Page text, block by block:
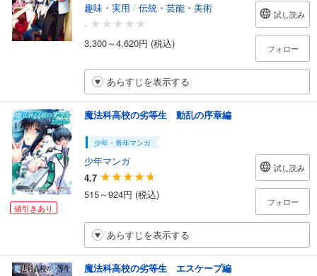
趣味・実用 / 伝統・芸能・美術
-
3,300～4,620円 (税込)
試し読み
フォロー
あらすじを表示する
値引きあり
魔法科高校の劣等生 動乱の序章編
少年・青年マンガ
少年マンガ
4.7
515～924円 (税込)
試し読み
フォロー
あらすじを表示する
魔法科高校の劣等生 エスケープ編